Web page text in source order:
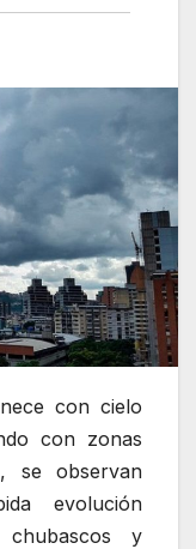
con cielo
con zonas
se observan
evolución
y